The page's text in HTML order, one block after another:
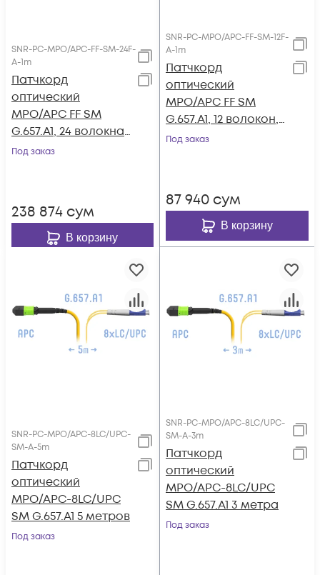
SNR-PC-MPO/APC-FF-SM-24F-
A-1m
Патчкорд
оптический
MPO/APC FF SM
G.657.A1, 24 волокна,
1 метр (Cross)
Под заказ
238 874 сум
В корзину
SNR-PC-MPO/APC-FF-SM-12F-
A-1m
Патчкорд
оптический
MPO/APC FF SM
G.657.A1, 12 волокон, 1
метр (Cross)
Под заказ
87 940 сум
В корзину
SNR-PC-MPO/APC-8LC/UPC-
SM-A-5m
Патчкорд
оптический
MPO/APC-8LC/UPC
SM G.657.A1 5 метров
Под заказ
SNR-PC-MPO/APC-8LC/UPC-
SM-A-3m
Патчкорд
оптический
MPO/APC-8LC/UPC
SM G.657.A1 3 метра
Под заказ